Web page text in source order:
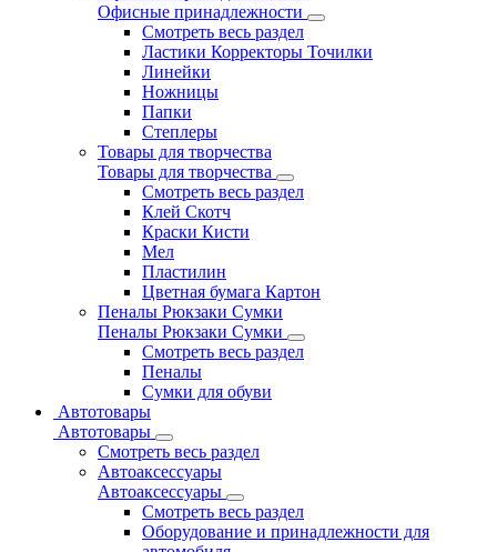
Офисные принадлежности
Смотреть весь раздел
Ластики Корректоры Точилки
Линейки
Ножницы
Папки
Степлеры
Товары для творчества
Товары для творчества
Смотреть весь раздел
Клей Скотч
Краски Кисти
Мел
Пластилин
Цветная бумага Картон
Пеналы Рюкзаки Сумки
Пеналы Рюкзаки Сумки
Смотреть весь раздел
Пеналы
Сумки для обуви
Автотовары
Автотовары
Смотреть весь раздел
Автоаксессуары
Автоаксессуары
Смотреть весь раздел
Оборудование и принадлежности для